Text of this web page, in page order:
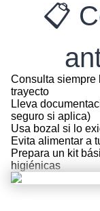
📋
Consulta siempre
trayecto
Lleva
seguro si aplica)
Usa bozal si lo
Evita alimentar a
Prepara un kit
higiénicas